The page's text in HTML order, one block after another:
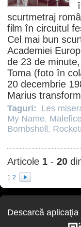
scurtmetraj
film în circuitul
Cel mai bun
Academiei
de 23 de
Toma (foto în
20 decembrie
Marius
Taguri: Les
My Name,
Bombshell ,
Articole 1 - 20
1 2
Descarcă